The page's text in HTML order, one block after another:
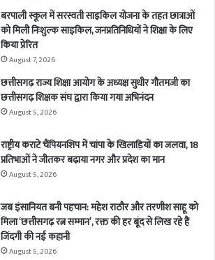
बरपाली स्कूल में सरस्वती साइकिल योजना के तहत छात्राओं
को मिली निःशुल्क साइकिल, जनप्रतिनिधियों ने शिक्षा के लिए
किया प्रेरित
August 7, 2026
छत्तीसगढ़ राज्य शिक्षा आयोग के अध्यक्ष सुधीर गौतमजी का
छत्तीसगढ़ शिक्षक संघ द्वारा किया गया अभिनंदन
August 5, 2026
राष्ट्रीय कराटे चैंपियनशिप में चांपा के खिलाड़ियों का जलवा, 18
प्रतिभाओं ने जीतकर बढ़ाया नगर और प्रदेश का मान
August 5, 2026
जब इंसानियत बनी पहचान: महेश राठौर और तरणीश साहू को
मिला ‘छत्तीसगढ़ रत्न सम्मान’, रक्त की हर बूंद से लिख रहे हैं
जिंदगी की नई कहानी
August 5, 2026